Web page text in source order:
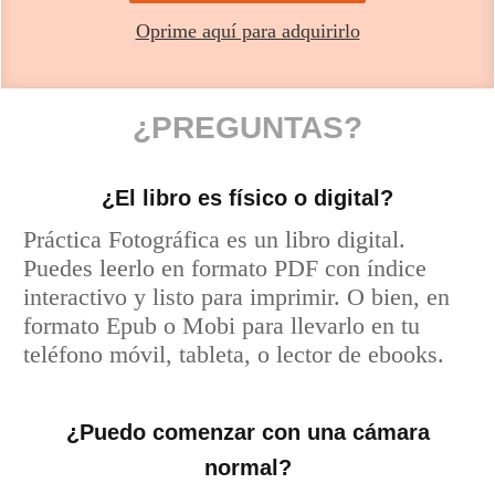
Oprime aquí para adquirirlo
¿PREGUNTAS?
¿El libro es físico o digital?
Práctica Fotográfica es un libro digital.
Puedes leerlo en formato PDF con índice
interactivo y listo para imprimir. O bien, en
formato Epub o Mobi para llevarlo en tu
teléfono móvil, tableta, o lector de ebooks.
¿Puedo comenzar con una cámara
normal?